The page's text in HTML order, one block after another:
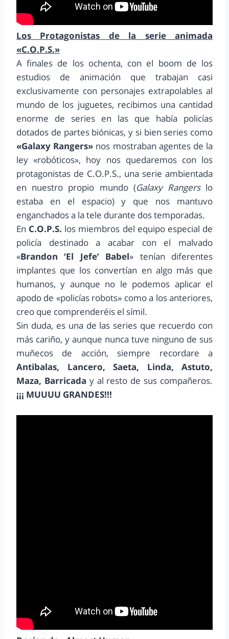
Los Protagonistas de la serie animada
«C.O.P.S.»
A finales de los ochenta, con el boom de los
estudios de animación que trabajan casi
exclusivamente con personajes extrapolables al
mundo de los juguetes, recibimos una cantidad
enorme de series en las que había policías
dotados de partes biónicas, y si bien series como
«Galaxy Rangers» nos mostraban agentes de la
ley «robóticos», hoy nos quedaremos con los
protagonistas de C.O.P.S., una serie ambientada
en nuestro propio mundo (Galaxy Rangerslo
estaba en el espacio) y que nos mantuvo
enganchados a la tele durante dos temporadas.
En C.O.P.S. los miembros del equipo especial de
policía destinado a acabar con el malvado
«Brandon ‘El Jefe’ Babel» tenían diferentes
implantes que los convertían en algo más que
humanos, y aunque no le podemos aplicar el
apodo de «policías robots» como a los anteriores,
creo que comprenderéis el símil.
Sin duda, es una de las series que recuerdo con
más cariño, y aunque nunca tuve ninguno de sus
muñecos de acción, siempre recordare a
Antibalas, Lancero, Saeta, Linda, Astuto,
Maza, Barricada y al resto de sus compañeros.
¡¡¡ MUUUU GRANDES!!!